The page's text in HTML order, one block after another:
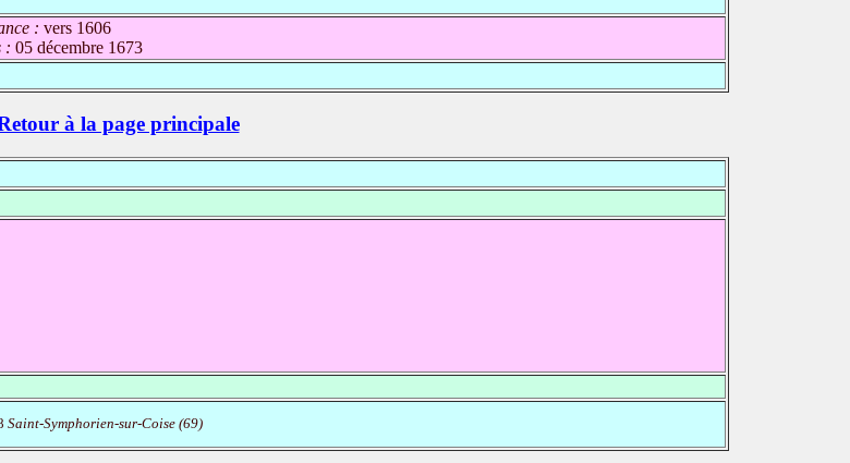
: vers 1606
: 05 décembre 1673
à la page principale
Saint-Symphorien-sur-Coise (69)